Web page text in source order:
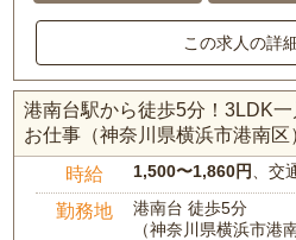
この求人の詳
港南台駅から徒歩5分！3LDK
お仕事（神奈川県横浜市港南区
時給 1,500〜1,860円 、
勤務地
港南台 徒歩5分
（神奈川県横浜市港